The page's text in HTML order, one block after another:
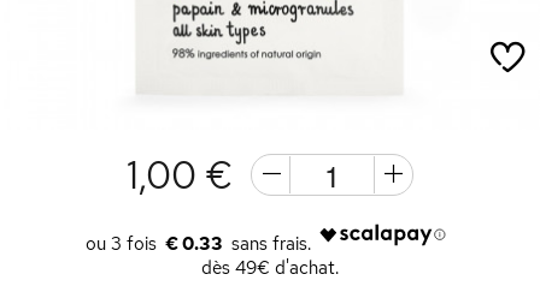
1,00 €
€ 0.33
dès 49€ d'achat.